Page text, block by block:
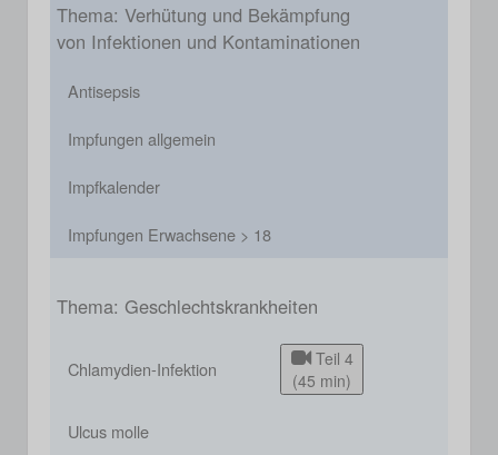
Thema: Verhütung und Bekämpfung
von Infektionen und Kontaminationen
Antisepsis
Impfungen allgemein
Impfkalender
Impfungen Erwachsene > 18
Thema: Geschlechtskrankheiten
Chlamydien-Infektion
Teil 4
(45 min)
Ulcus molle